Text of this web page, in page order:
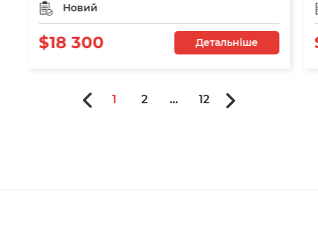
Новий
$18 300 Детальніше
1 2 ... 12